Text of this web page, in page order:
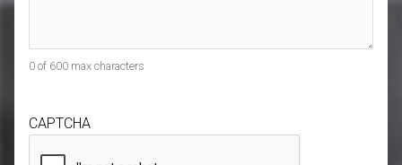
0 of 600 max characters
CAPTCHA